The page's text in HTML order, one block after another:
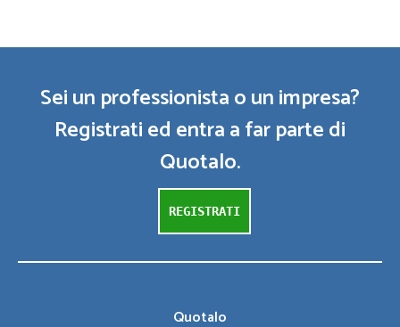
Sei un professionista o un impresa?
Registrati ed entra a far parte di
Quotalo.
REGISTRATI
Quotalo